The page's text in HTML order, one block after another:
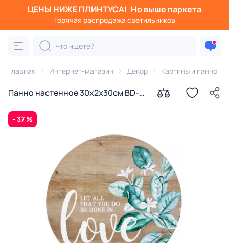
ЦЕНЫ НИЖЕ ПЛИНТУСА! Но выше паркета
Горячая распродажа светильников
Главная Интернет-магазин Декор Картины и панно
Панно настенное 30х2х30см BD-
- 37 %